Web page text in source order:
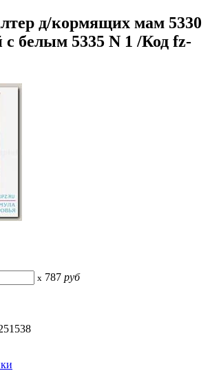
д/кормящих мам 5330
с белым 5335 N 1 /Код fz-
x 787 руб